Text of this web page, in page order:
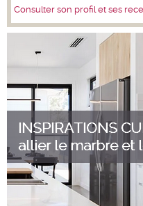
Consulter son profil et ses